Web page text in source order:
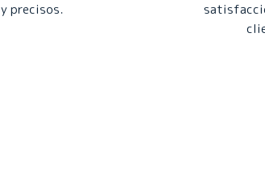
y precisos.